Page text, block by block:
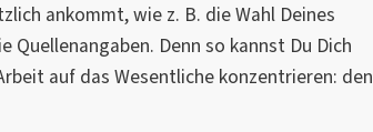
ankommt, wie z. B. die Wahl Deines
Quellenangaben. Denn so kannst Du Dich
auf das Wesentliche konzentrieren: den